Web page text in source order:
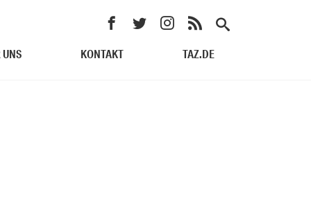
UNS KONTAKT TAZ.DE